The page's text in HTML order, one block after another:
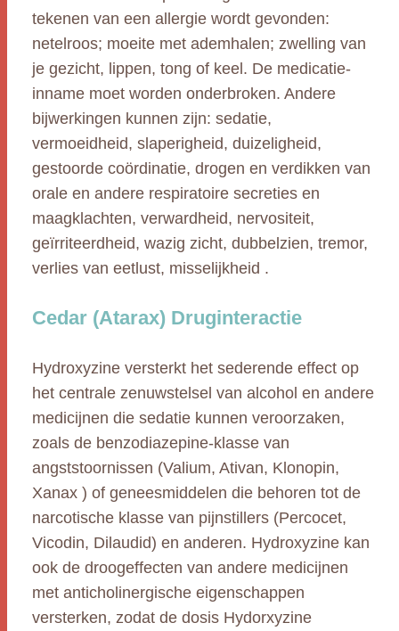
tekenen van een allergie wordt gevonden:
netelroos; moeite met ademhalen; zwelling van
je gezicht, lippen, tong of keel. De medicatie-
inname moet worden onderbroken. Andere
bijwerkingen kunnen zijn: sedatie,
vermoeidheid, slaperigheid, duizeligheid,
gestoorde coördinatie, drogen en verdikken van
orale en andere respiratoire secreties en
maagklachten, verwardheid, nervositeit,
geïrriteerdheid, wazig zicht, dubbelzien, tremor,
verlies van eetlust, misselijkheid .
Cedar (Atarax) Druginteractie
Hydroxyzine versterkt het sederende effect op
het centrale zenuwstelsel van alcohol en andere
medicijnen die sedatie kunnen veroorzaken,
zoals de benzodiazepine-klasse van
angststoornissen (Valium, Ativan, Klonopin,
Xanax ) of geneesmiddelen die behoren tot de
narcotische klasse van pijnstillers (Percocet,
Vicodin, Dilaudid) en anderen. Hydroxyzine kan
ook de droogeffecten van andere medicijnen
met anticholinergische eigenschappen
versterken, zodat de dosis Hydorxyzine